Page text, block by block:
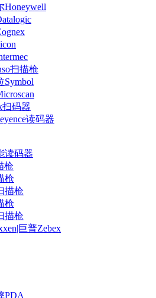
Honeywell
扫描枪
Symbol
扫码器
读码器
读码器
枪
枪
描枪
枪
描枪
巨普Zebex
PDA